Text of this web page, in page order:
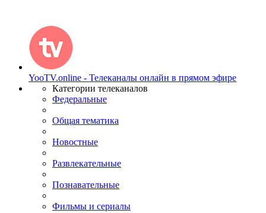
YooTV.online - Телеканалы онлайн в прямом эфире
Категории телеканалов
Федеральные
Общая тематика
Новостные
Развлекательные
Познавательные
Фильмы и сериалы